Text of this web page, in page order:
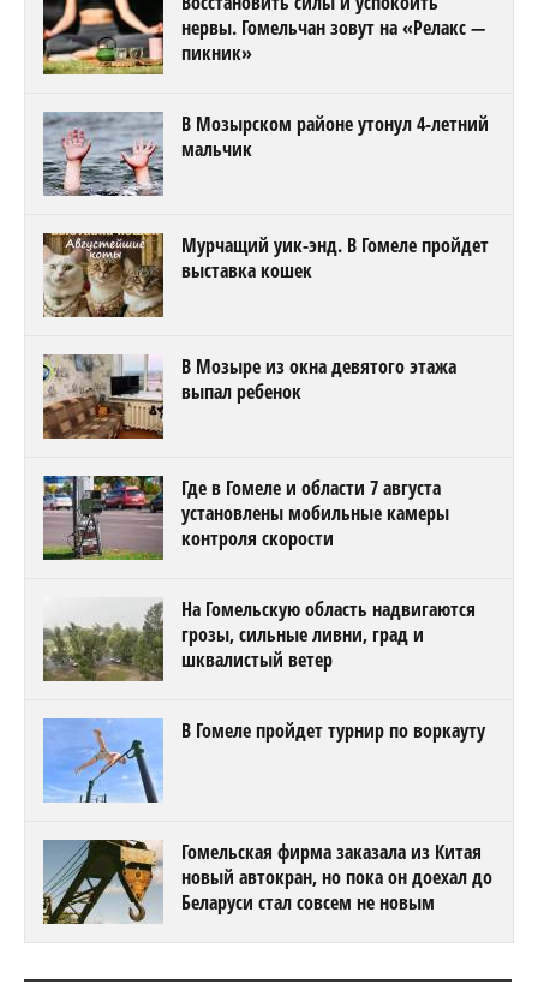
нервы. Гомельчан зовут на «Релакс —
пикник»
В Мозырском районе утонул 4-летний
мальчик
Мурчащий уик-энд. В Гомеле пройдет
выставка кошек
В Мозыре из окна девятого этажа
выпал ребенок
Где в Гомеле и области 7 августа
установлены мобильные камеры
контроля скорости
На Гомельскую область надвигаются
грозы, сильные ливни, град и
шквалистый ветер
В Гомеле пройдет турнир по воркауту
Гомельская фирма заказала из Китая
новый автокран, но пока он доехал до
Беларуси стал совсем не новым